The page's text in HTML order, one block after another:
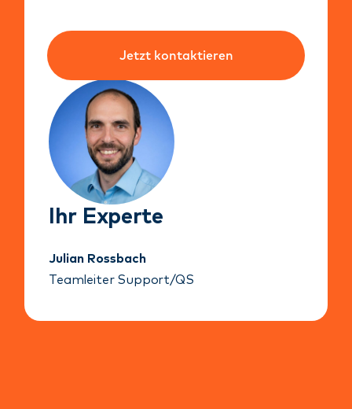
Jetzt kontaktieren
Ihr Experte
Julian Rossbach
Teamleiter Support/QS